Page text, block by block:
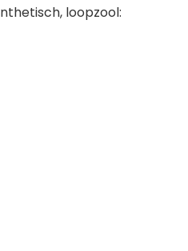
loopzool: